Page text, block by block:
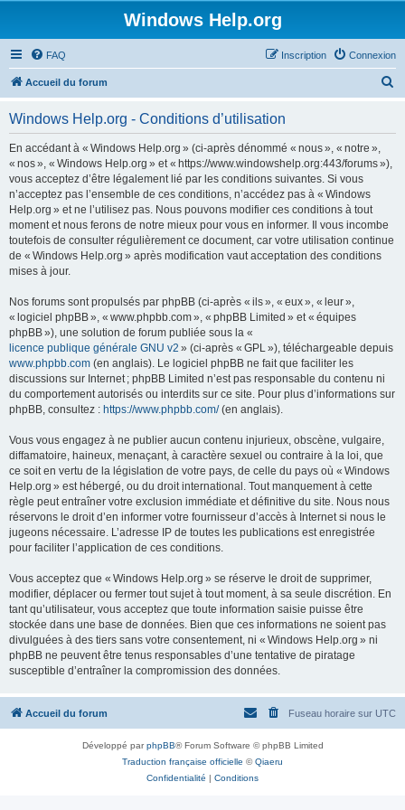
Windows Help.org
FAQ Connexion
Inscription
Accueil du forum
Windows Help.org - Conditions d’utilisation
En accédant à « Windows Help.org » (ci-après dénommé « nous », « notre »,
« nos », « Windows Help.org » et « https://www.windowshelp.org:443/forums »),
vous acceptez d’être légalement lié par les conditions suivantes. Si vous
n’acceptez pas l’ensemble de ces conditions, n’accédez pas à « Windows
Help.org » et ne l’utilisez pas. Nous pouvons modifier ces conditions à tout
moment et nous ferons de notre mieux pour vous en informer. Il vous incombe
toutefois de consulter régulièrement ce document, car votre utilisation continue
de « Windows Help.org » après modification vaut acceptation des conditions
mises à jour.
Nos forums sont propulsés par phpBB (ci-après « ils », « eux », « leur »,
« logiciel phpBB », « www.phpbb.com », « phpBB Limited » et « équipes
phpBB »), une solution de forum publiée sous la «
licence publique générale GNU v2 » (ci-après « GPL »), téléchargeable depuis
www.phpbb.com (en anglais). Le logiciel phpBB ne fait que faciliter les
discussions sur Internet ; phpBB Limited n’est pas responsable du contenu ni
du comportement autorisés ou interdits sur ce site. Pour plus d’informations sur
phpBB, consultez : https://www.phpbb.com/(en anglais).
Vous vous engagez à ne publier aucun contenu injurieux, obscène, vulgaire,
diffamatoire, haineux, menaçant, à caractère sexuel ou contraire à la loi, que
ce soit en vertu de la législation de votre pays, de celle du pays où « Windows
Help.org » est hébergé, ou du droit international. Tout manquement à cette
règle peut entraîner votre exclusion immédiate et définitive du site. Nous nous
réservons le droit d’en informer votre fournisseur d’accès à Internet si nous le
jugeons nécessaire. L’adresse IP de toutes les publications est enregistrée
pour faciliter l’application de ces conditions.
Vous acceptez que « Windows Help.org » se réserve le droit de supprimer,
modifier, déplacer ou fermer tout sujet à tout moment, à sa seule discrétion. En
tant qu’utilisateur, vous acceptez que toute information saisie puisse être
stockée dans une base de données. Bien que ces informations ne soient pas
divulguées à des tiers sans votre consentement, ni « Windows Help.org » ni
phpBB ne peuvent être tenus responsables d’une tentative de piratage
susceptible d’entraîner la compromission des données.
Accueil du forum Fuseau horaire sur UTC
Développé parphpBB® Forum Software © phpBB Limited
Traduction française officielle ©Qiaeru
Confidentialité | Conditions